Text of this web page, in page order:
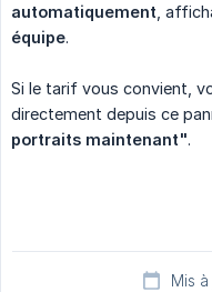
automatiquement ,
équipe.
Si le tarif vous convient,
directement depuis ce
portraits maintenant".
Mis